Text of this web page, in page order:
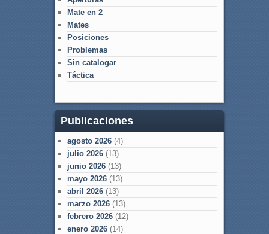
Mate en 2
Mates
Posiciones
Problemas
Sin catalogar
Táctica
Publicaciones
agosto 2026(4)
julio 2026(13)
junio 2026(13)
mayo 2026(13)
abril 2026(13)
marzo 2026(13)
febrero 2026(12)
enero 2026(14)